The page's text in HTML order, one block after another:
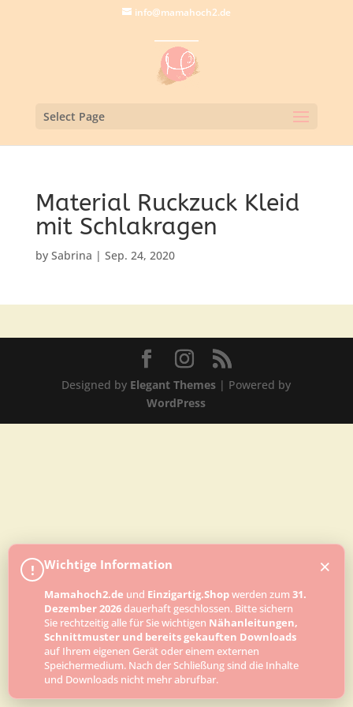
info@mamahoch2.de
Select Page
Material Ruckzuck Kleid
mit Schlakragen
by Sabrina | Sep. 24, 2020
Designed by Elegant Themes | Powered by
WordPress
! Wichtige Information
Mamahoch2.de und Einzigartig.Shopwerden zum 31.
Dezember 2026dauerhaft geschlossen. Bitte sichern
Sie rechtzeitig alle für Sie wichtigen Nähanleitungen,
Schnittmuster und bereits gekauften Downloads
auf Ihrem eigenen Gerät oder einem externen
Speichermedium. Nach der Schließung sind die Inhalte
und Downloads nicht mehr abrufbar.
×